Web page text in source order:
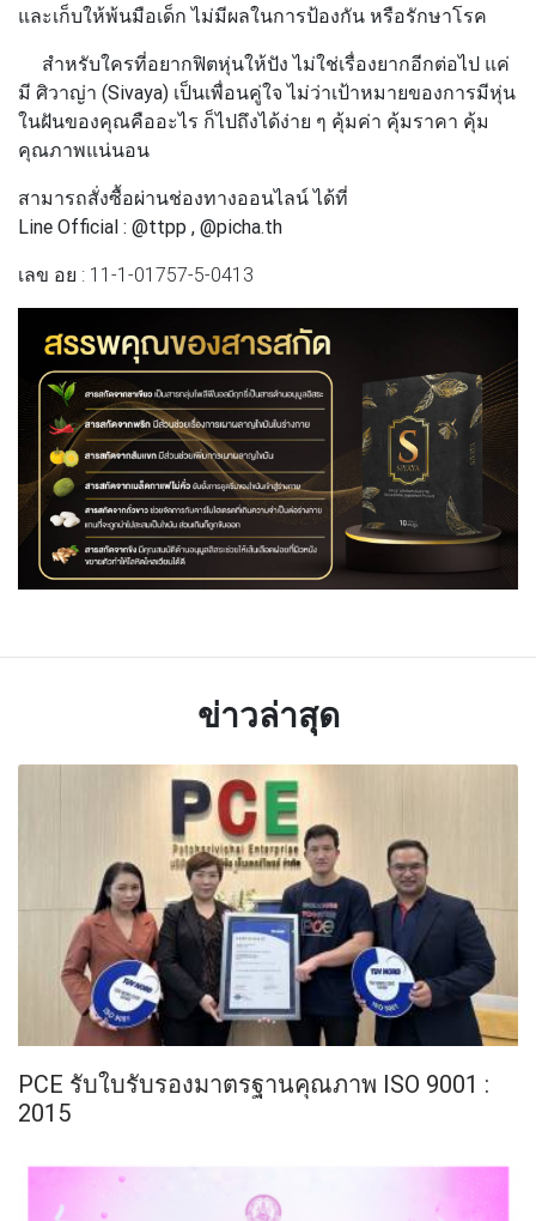
และเก็บให้พ้นมือเด็ก ไม่มีผลในการป้องกัน หรือรักษาโรค
สำหรับใครที่อยากฟิตหุ่นให้ปัง ไม่ใช่เรื่องยากอีกต่อไป แค่
มี ศิวาญ่า (Sivaya) เป็นเพื่อนคู่ใจ ไม่ว่าเป้าหมายของการมีหุ่น
ในฝันของคุณคืออะไร ก็ไปถึงได้ง่าย ๆ คุ้มค่า คุ้มราคา คุ้ม
คุณภาพแน่นอน
สามารถสั่งซื้อผ่านช่องทางออนไลน์ ได้ที่
Line Official : @ttpp , @picha.th
เลข อย : 11-1-01757-5-0413
ข่าวล่าสุด
PCE รับใบรับรองมาตรฐานคุณภาพ ISO 9001 :
2015